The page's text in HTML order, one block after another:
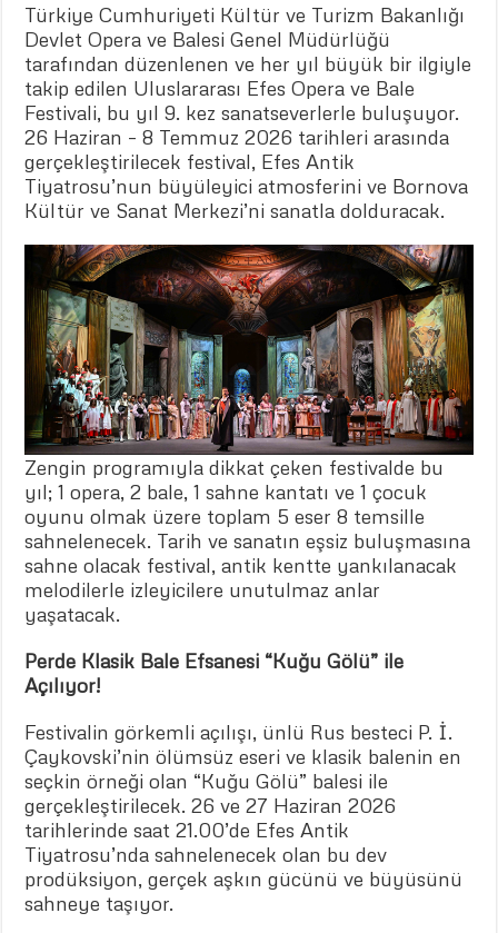
Türkiye Cumhuriyeti Kültür ve Turizm Bakanlığı
Devlet Opera ve Balesi Genel Müdürlüğü
tarafından düzenlenen ve her yıl büyük bir ilgiyle
takip edilen Uluslararası Efes Opera ve Bale
Festivali, bu yıl 9. kez sanatseverlerle buluşuyor.
26 Haziran – 8 Temmuz 2026 tarihleri arasında
gerçekleştirilecek festival, Efes Antik
Tiyatrosu’nun büyüleyici atmosferini ve Bornova
Kültür ve Sanat Merkezi’ni sanatla dolduracak.
Zengin programıyla dikkat çeken festivalde bu
yıl; 1 opera, 2 bale, 1 sahne kantatı ve 1 çocuk
oyunu olmak üzere toplam 5 eser 8 temsille
sahnelenecek. Tarih ve sanatın eşsiz buluşmasına
sahne olacak festival, antik kentte yankılanacak
melodilerle izleyicilere unutulmaz anlar
yaşatacak.
Perde Klasik Bale Efsanesi “Kuğu Gölü” ile
Açılıyor!
Festivalin görkemli açılışı, ünlü Rus besteci P. İ.
Çaykovski’nin ölümsüz eseri ve klasik balenin en
seçkin örneği olan “Kuğu Gölü” balesi ile
gerçekleştirilecek. 26 ve 27 Haziran 2026
tarihlerinde saat 21.00’de Efes Antik
Tiyatrosu’nda sahnelenecek olan bu dev
prodüksiyon, gerçek aşkın gücünü ve büyüsünü
sahneye taşıyor.